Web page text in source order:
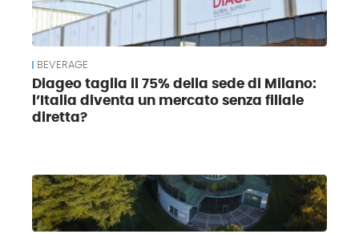
BEVERAGE
Diageo taglia il 75% della sede di Milano:
l’Italia diventa un mercato senza filiale
diretta?